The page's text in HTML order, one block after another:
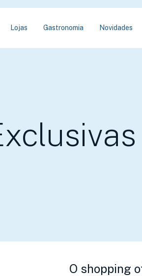
Lojas Gastronomia Novidades
O shopping